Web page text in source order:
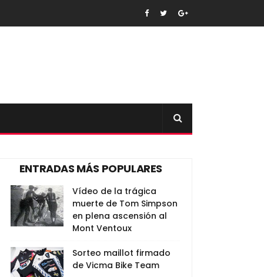
ENTRADAS MÁS POPULARES
Vídeo de la trágica
muerte de Tom Simpson
en plena ascensión al
Mont Ventoux
Sorteo maillot firmado
de Vicma Bike Team